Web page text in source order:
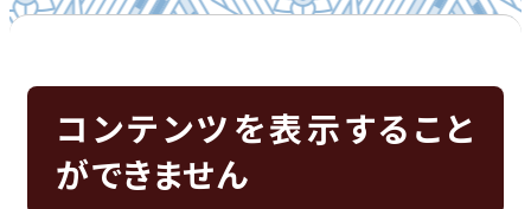
コンテンツを表示すること
ができません